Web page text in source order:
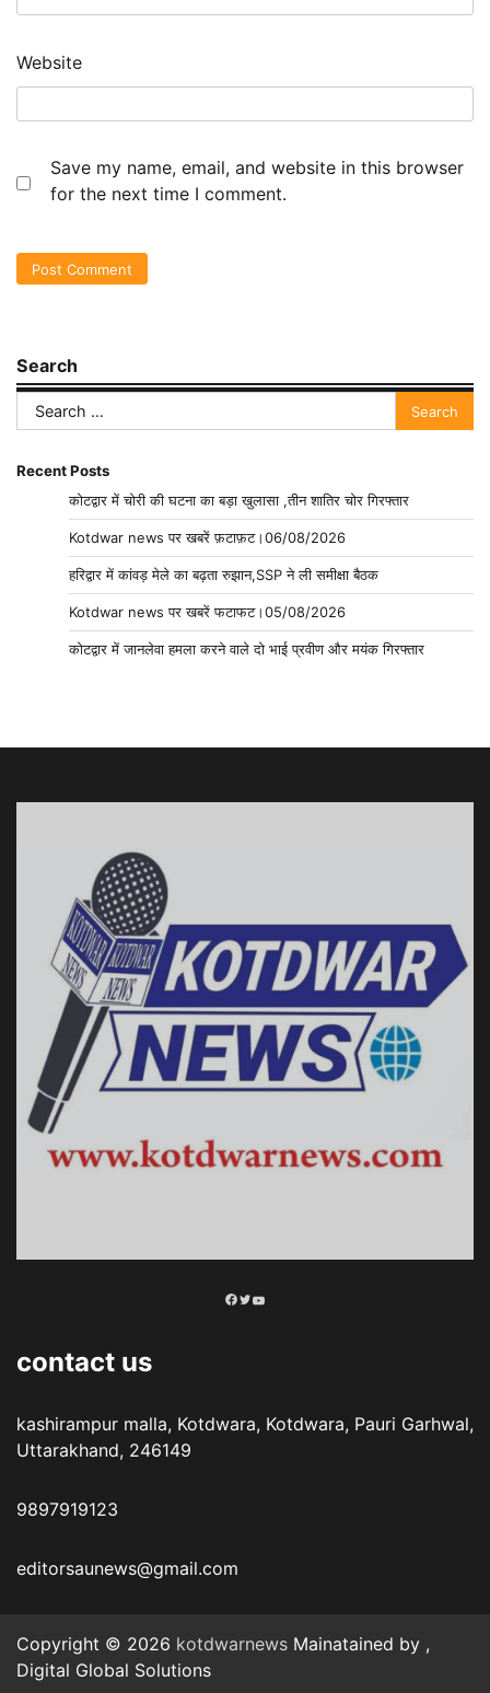
Website
Save my name, email, and website in this browser
for the next time I comment.
Search
Search
for:
Recent Posts
कोटद्वार में चोरी की घटना का बड़ा खुलासा ,तीन शातिर चोर गिरफ्तार
Kotdwar news पर खबरें फ़टाफ़ट।06/08/2026
हरिद्वार में कांवड़ मेले का बढ़ता रुझान,SSP ने ली समीक्षा बैठक
Kotdwar news पर खबरें फटाफट।05/08/2026
कोटद्वार में जानलेवा हमला करने वाले दो भाई प्रवीण और मयंक गिरफ्तार
Facebook
Twitter
YouTube
contact us
kashirampur malla, Kotdwara, Kotdwara, Pauri Garhwal,
Uttarakhand, 246149
9897919123
editorsaunews@gmail.com
Copyright © 2026 kotdwarnews Mainatained by ,
Digital Global Solutions